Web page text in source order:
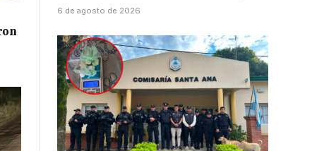
6 de agosto de 2026